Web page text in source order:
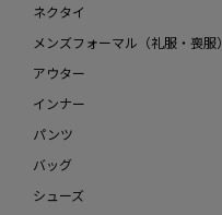
ネクタイ
メンズフォーマル（礼服・喪服）
アウター
インナー
パンツ
バッグ
シューズ